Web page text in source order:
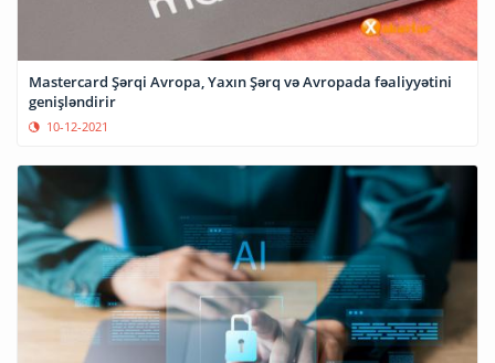
Mastercard Şərqi Avropa, Yaxın Şərq və Avropada fəaliyyətini
genişləndirir
10-12-2021